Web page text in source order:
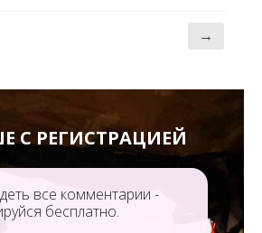
→
С РЕГИСТРАЦИЕЙ
все комментарии -
бесплатно.